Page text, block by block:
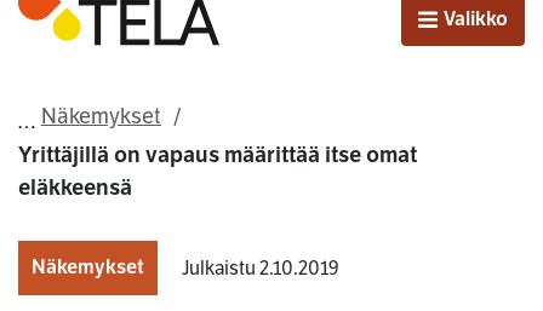
AvaaValikko
Näkemykset
Yrittäjillä on vapaus määrittää itse omat
eläkkeensä
Näkemykset Julkaistu 2.10.2019